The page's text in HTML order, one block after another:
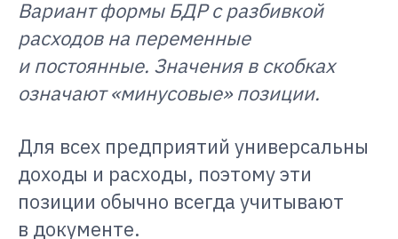
Вариант формы БДР с разбивкой
расходов на переменные
и постоянные. Значения в скобках
означают «минусовые» позиции.
Для всех предприятий универсальны
доходы и расходы, поэтому эти
позиции обычно всегда учитывают
в документе.